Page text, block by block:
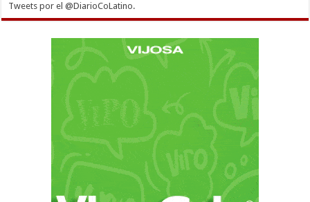
Tweets por el @DiarioCoLatino.